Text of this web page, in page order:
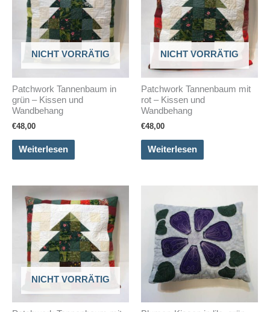
NICHT VORRÄTIG
Patchwork Tannenbaum in
grün – Kissen und
Wandbehang
€48,00
Weiterlesen
NICHT VORRÄTIG
Patchwork Tannenbaum mit
rot – Kissen und
Wandbehang
€48,00
Weiterlesen
NICHT VORRÄTIG